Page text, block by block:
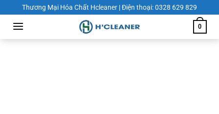
Chuyển
đến
dung
Thương Mại Hóa Chất Hcleaner | Điện thoại: 0328 629 829
0